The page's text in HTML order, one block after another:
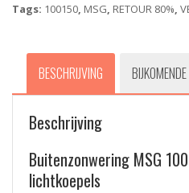
Tags: 100150, MSG, RETOUR 80%,
BESCHRIJVING
Beschrijving
Buitenzonwering MSG
lichtkoepels